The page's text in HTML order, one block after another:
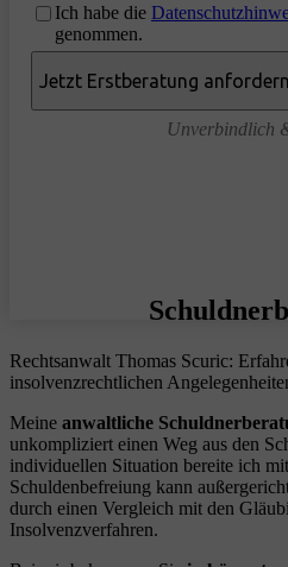
Ich habe die
genommen.
Unverbindlich
Rechtsanwalt Thomas Scuric:
insolvenzrechtlichen
Meine anwaltliche
unkompliziert einen Weg aus den
individuellen Situation bereite ich
Schuldenbefreiung kann
durch einen Vergleich mit den
Insolvenzverfahren.